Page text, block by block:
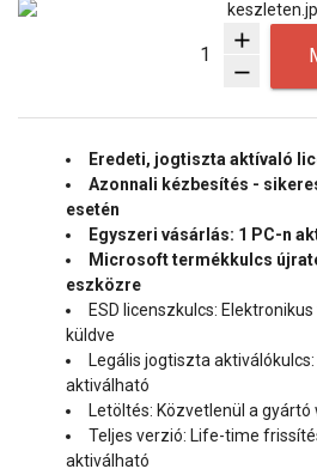
add
remove
Eredeti, jogtiszta aktívaló
Azonnali kézbesítés -
esetén
Egyszeri vásárlás: 1 PC-n
Microsoft termékkulcs
eszközre
ESD licenszkulcs:
küldve
Legális jogtiszta
aktiválható
Letöltés: Közvetlenül a gyártó
Teljes verzió: Life-time
aktiválható